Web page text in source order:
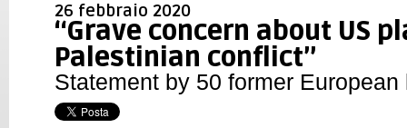
26 febbraio 2020
“Grave concern about US
Palestinian conflict”
Statement by 50 former European